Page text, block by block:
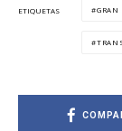
ETIQUETAS GRAN